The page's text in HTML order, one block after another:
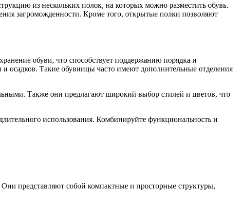
из нескольких полок, на которых можно разместить обувь.
загроможденности. Кроме того, открытые полки позволяют
обуви, что способствует поддержанию порядка и
осадков. Такие обувницы часто имеют дополнительные отделения
Также они предлагают широкий выбор стилей и цветов, что
использования. Комбинируйте функциональность и
представляют собой компактные и просторные структуры,